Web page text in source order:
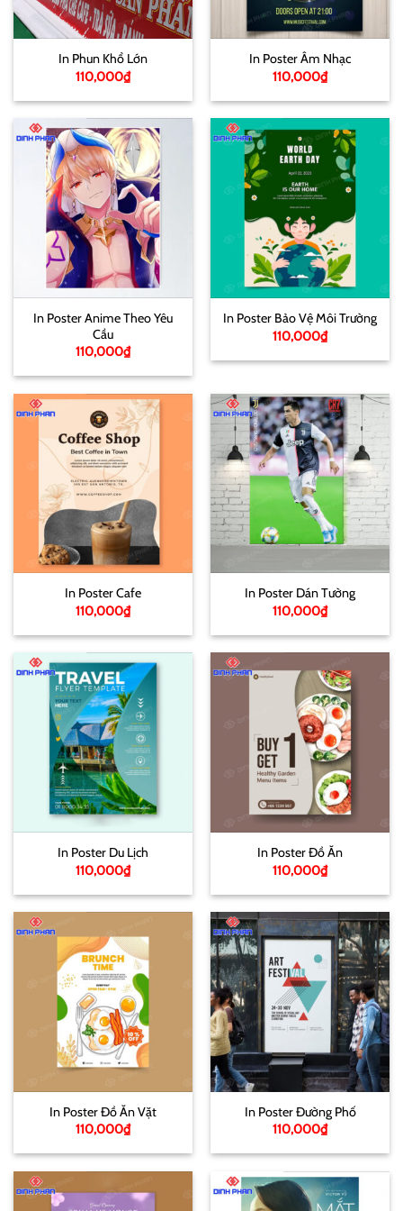
In Phun Khổ Lớn
110,000₫
In Poster Âm Nhạc
110,000₫
In Poster Anime Theo Yêu
Cầu
110,000₫
In Poster Bảo Vệ Môi Trường
110,000₫
In Poster Cafe
110,000₫
In Poster Dán Tường
110,000₫
In Poster Du Lịch
110,000₫
In Poster Đồ Ăn
110,000₫
In Poster Đồ Ăn Vặt
110,000₫
In Poster Đường Phố
110,000₫